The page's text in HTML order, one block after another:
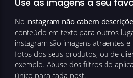
Use as imagens a seu
No instagram não cabem
conteúdo em texto para outros
instagram são imagens atraentes
fotos dos seus produtos, ou de
exemplo. Abuse dos filtros do
único para cada post.